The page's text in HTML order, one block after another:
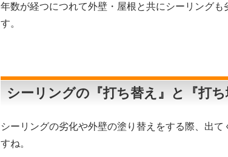
年数が経つにつれて外壁・屋根と共にシーリング
す。
シーリングの『打ち替え』と『打
シーリングの劣化や外壁の塗り替えをする際、出
すね。